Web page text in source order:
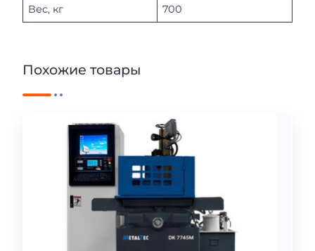
Вес, кг
700
Похожие товары